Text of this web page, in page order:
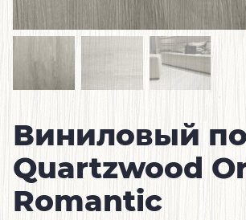
Виниловый
Quartzwood
Romantic